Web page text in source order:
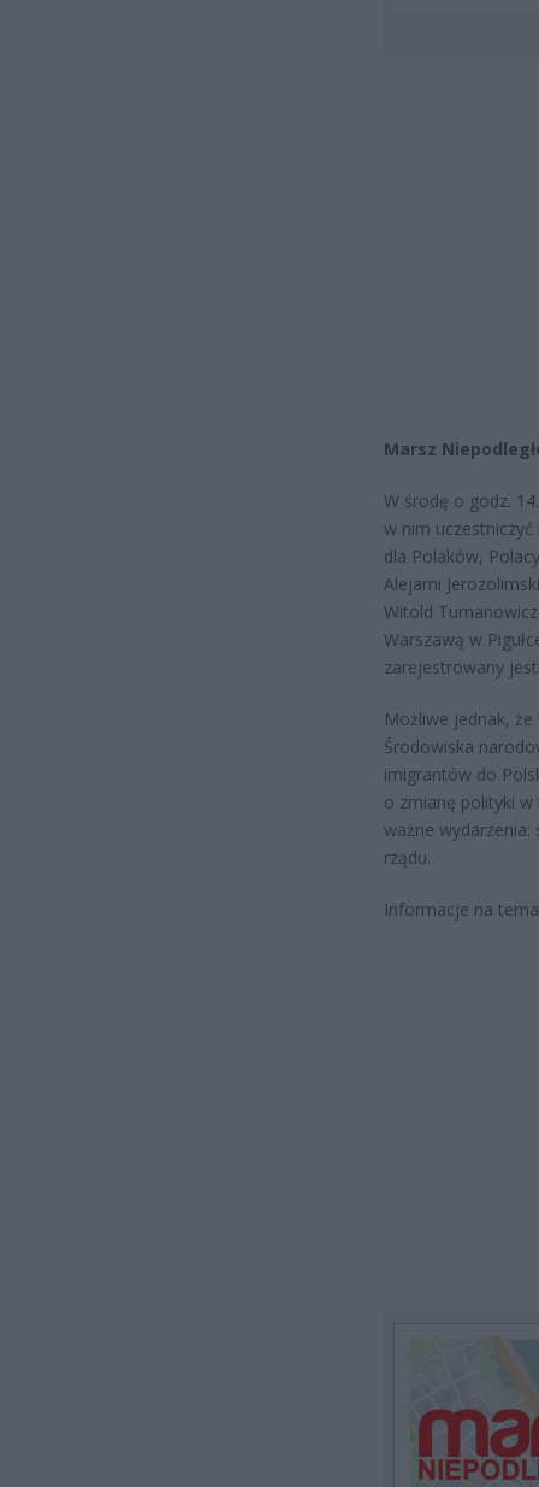
Marsz
W środę o godz.
w nim
dla Polaków,
Alejami
Witold
Warszawą w
zarejestrowany
Możliwe jednak,
Środowiska
imigrantów do
o zmianę polityki
ważne
rządu.
Informacje na